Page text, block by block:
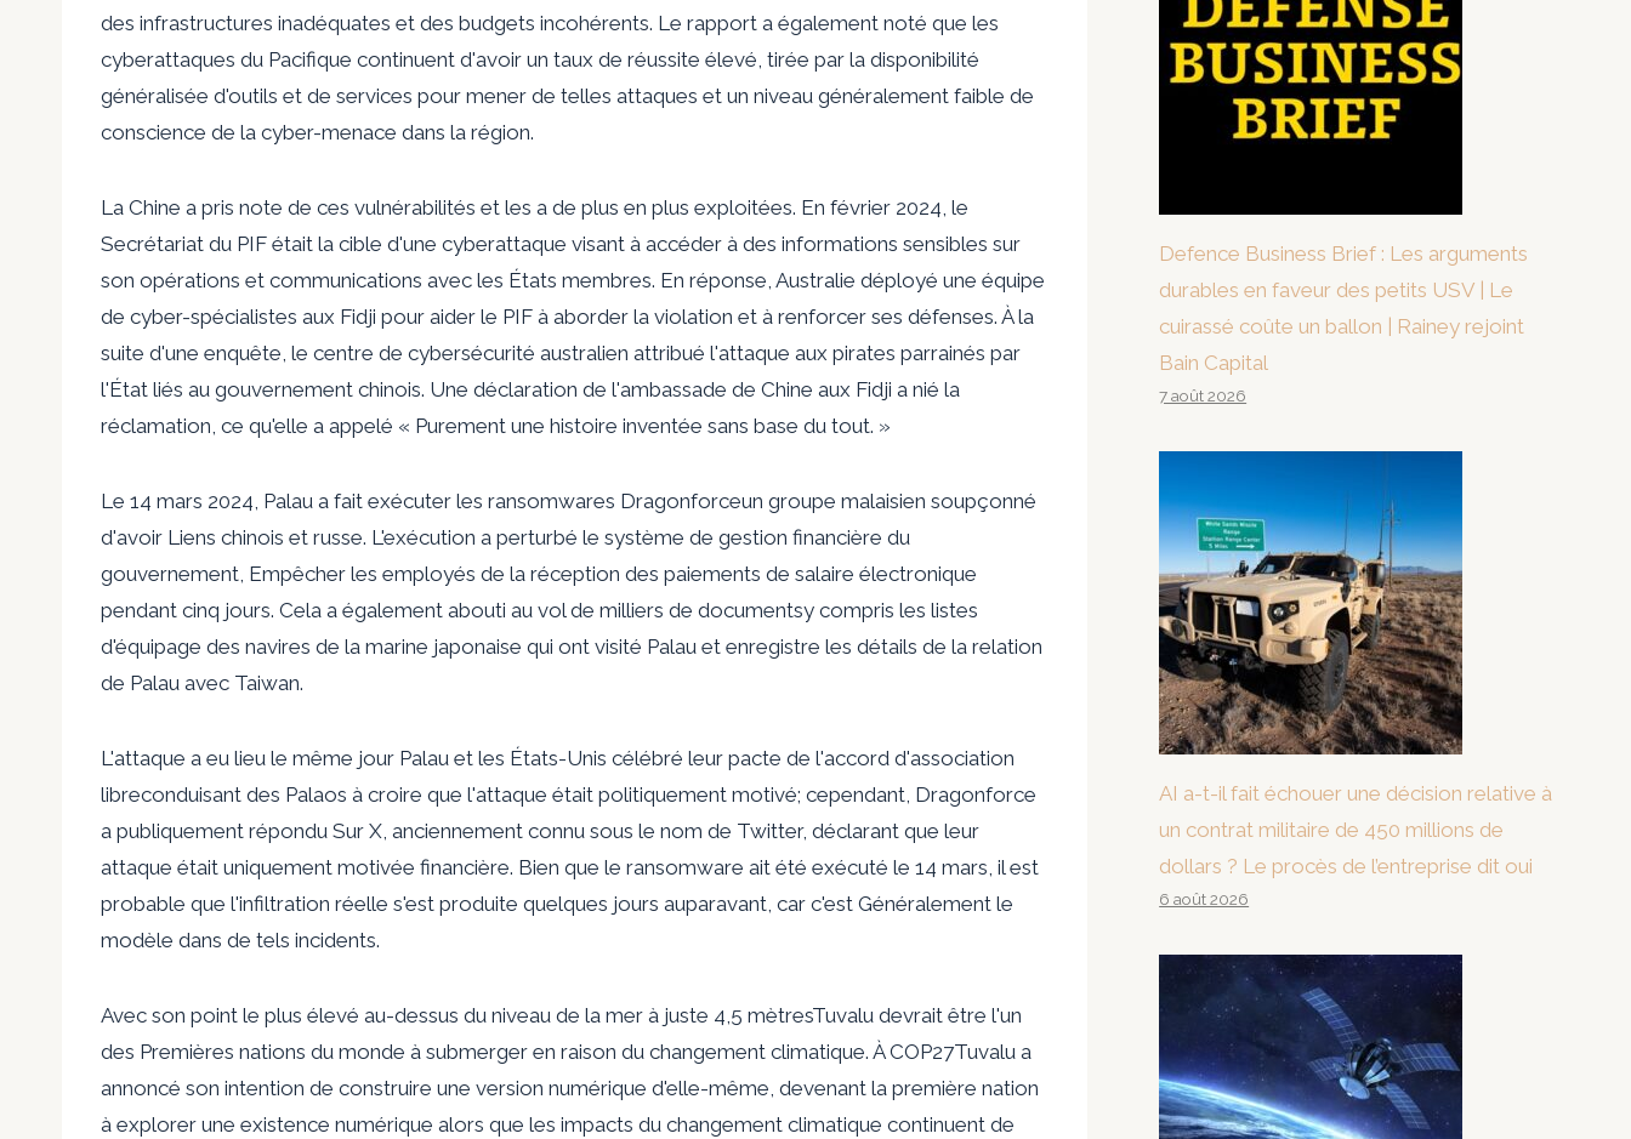
des infrastructures inadéquates et des budgets incohérents. Le rapport a également noté que les
cyberattaques du Pacifique continuent d'avoir un taux de réussite élevé, tirée par la disponibilité
généralisée d'outils et de services pour mener de telles attaques et un niveau généralement faible de
conscience de la cyber-menace dans la région.
La Chine a pris note de ces vulnérabilités et les a de plus en plus exploitées. En février 2024, le
Secrétariat du PIF était la cible d'une cyberattaque visant à accéder à des informations sensibles sur
son opérations et communications avec les États membres. En réponse, Australie déployé une équipe
de cyber-spécialistes aux Fidji pour aider le PIF à aborder la violation et à renforcer ses défenses. À la
suite d'une enquête, le centre de cybersécurité australien attribué l'attaque aux pirates parrainés par
l'État liés au gouvernement chinois. Une déclaration de l'ambassade de Chine aux Fidji a nié la
réclamation, ce qu'elle a appelé « Purement une histoire inventée sans base du tout. »
Le 14 mars 2024, Palau a fait exécuter les ransomwares Dragonforceun groupe malaisien soupçonné
d'avoir Liens chinois et russe. L'exécution a perturbé le système de gestion financière du
gouvernement, Empêcher les employés de la réception des paiements de salaire électronique
pendant cinq jours. Cela a également abouti au vol de milliers de documentsy compris les listes
d'équipage des navires de la marine japonaise qui ont visité Palau et enregistre les détails de la relation
de Palau avec Taiwan.
L'attaque a eu lieu le même jour Palau et les États-Unis célébré leur pacte de l'accord d'association
libreconduisant des Palaos à croire que l'attaque était politiquement motivé; cependant, Dragonforce
a publiquement répondu Sur X, anciennement connu sous le nom de Twitter, déclarant que leur
attaque était uniquement motivée financière. Bien que le ransomware ait été exécuté le 14 mars, il est
probable que l'infiltration réelle s'est produite quelques jours auparavant, car c'est Généralement le
modèle dans de tels incidents.
Avec son point le plus élevé au-dessus du niveau de la mer à juste 4,5 mètresTuvalu devrait être l'un
des Premières nations du monde à submerger en raison du changement climatique. À COP27Tuvalu a
annoncé son intention de construire une version numérique d'elle-même, devenant la première nation
à explorer une existence numérique alors que les impacts du changement climatique continuent de
Defence Business Brief : Les arguments
durables en faveur des petits USV | Le
cuirassé coûte un ballon | Rainey rejoint
Bain Capital
7 août 2026
AI a-t-il fait échouer une décision relative à
un contrat militaire de 450 millions de
dollars ? Le procès de l’entreprise dit oui
6 août 2026